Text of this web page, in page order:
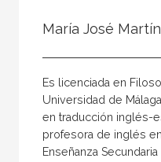
Ilustrador
Ilustradora
Traductor
María José
Es licenciada en
Universidad de
en traducción inglés-
profesora de inglés
Enseñanza